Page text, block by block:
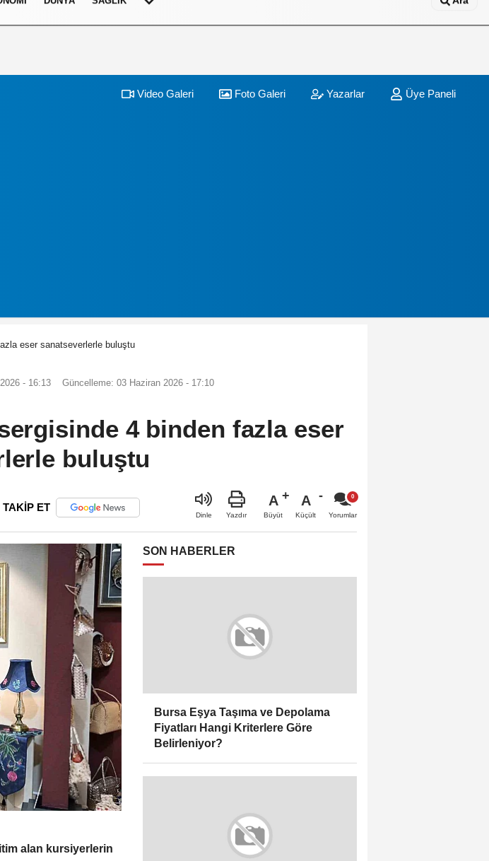
Video Galeri Foto Galeri Yazarlar Üye Paneli
eser sanatseverlerle buluştu
- 16:13 Güncelleme: 03 Haziran 2026 - 17:10
4 binden fazla eser
buluştu
TAKİP ET
Dinle Yazdır
A
Büyüt
A
Küçült Yorumlar
alan kursiyerlerin
SON HABERLER
Bursa Eşya Taşıma ve Depolama
Fiyatları Hangi Kriterlere Göre
Belirleniyor?